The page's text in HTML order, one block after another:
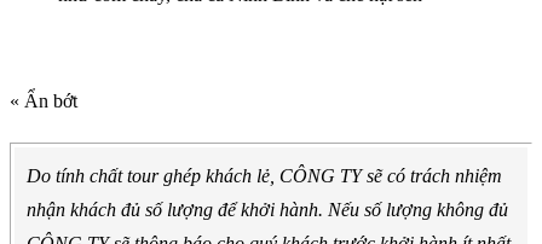
« Ẩn bớt
Do tính chất tour ghép khách lẻ, CÔNG TY sẽ có trách nhiệm
nhận khách đủ số lượng để khởi hành. Nếu số lượng không đủ